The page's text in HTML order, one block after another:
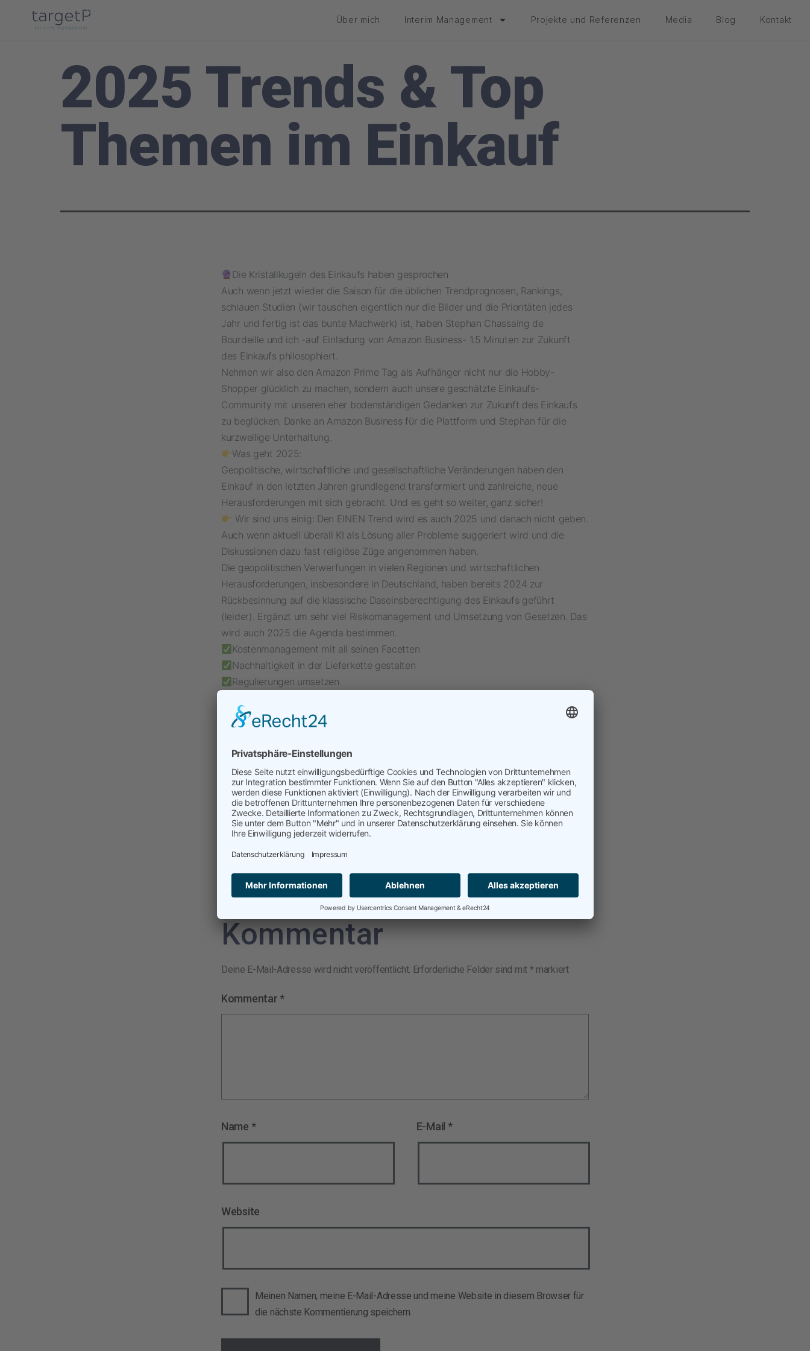
Über mich Interim Management Projekte und Referenzen Media Blog Kontakt
2025 Trends & Top
Themen im Einkauf
Die Kristallkugeln des Einkaufs haben gesprochen
Auch wenn jetzt wieder die Saison für die üblichen Trendprognosen, Rankings,
schlauen Studien (wir tauschen eigentlich nur die Bilder und die Prioritäten jedes
Jahr und fertig ist das bunte Machwerk) ist, haben Stephan Chassaing de
Bourdeille und ich -auf Einladung von Amazon Business- 1.5 Minuten zur Zukunft
des Einkaufs philosophiert.
Nehmen wir also den Amazon Prime Tag als Aufhänger nicht nur die Hobby-
Shopper glücklich zu machen, sondern auch unsere geschätzte Einkaufs-
Community mit unseren eher bodenständigen Gedanken zur Zukunft des Einkaufs
zu beglücken. Danke an Amazon Business für die Plattform und Stephan für die
kurzweilige Unterhaltung.
Was geht 2025:
Geopolitische, wirtschaftliche und gesellschaftliche Veränderungen haben den
Einkauf in den letzten Jahren grundlegend transformiert und zahlreiche, neue
Herausforderungen mit sich gebracht. Und es geht so weiter, ganz sicher!
Wir sind uns einig: Den EINEN Trend wird es auch 2025 und danach nicht geben.
Auch wenn aktuell überall KI als Lösung aller Probleme suggeriert wird und die
Diskussionen dazu fast religiöse Züge angenommen haben.
Die geopolitischen Verwerfungen in vielen Regionen und wirtschaftlichen
Herausforderungen, insbesondere in Deutschland, haben bereits 2024 zur
Rückbesinnung auf die klassische Daseinsberechtigung des Einkaufs geführt
(leider). Ergänzt um sehr viel Risikomanagement und Umsetzung von Gesetzen. Das
wird auch 2025 die Agenda bestimmen.
Kostenmanagement mit all seinen Facetten
Nachhaltigkeit in der Lieferkette gestalten
Regulierungen umsetzen
aber bitte realistisch betrachten und vorher andere Hausaufgaben machen)
Das Video gibt es hier (sichere Seite von targetP): https://targetp.de/wp-
content/uploads/2024/10/AB_Video_1_StephaneJan.mp4
Welches Beschaffungs-Thema wird Eurer Meinung nach 2025 entscheidend sein?
Schreibt uns Eure Meinungen!
Teaser: Weitere Kurzvideos zum Einkauf folgen am 1.11 und 1.12.24
Veröffentlicht amOktober 8, 2024VonJan-Henner Theißen
Prioritäten 2025 ,
Schreibe einen
Kommentar
Deine E-Mail-Adresse wird nicht veröffentlicht. Erforderliche Felder sind mit *markiert
Kommentar *
Name * E-Mail *
Website
Meinen Namen, meine E-Mail-Adresse und meine Website in diesem Browser für
die nächste Kommentierung speichern.